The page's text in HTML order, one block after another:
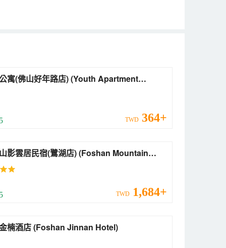
佛山好年路店) (Youth Apartment
TWD 364+
居民宿(鷺湖店) (Foshan Mountain
Residential Residence)
TWD 1,684+
佛山金楠酒店 (Foshan Jinnan Hotel)